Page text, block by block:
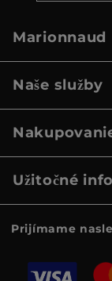
Marionnaud
Naše služby
Užitočné
Prijímame